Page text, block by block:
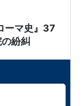
ーマ史』37
紛糾